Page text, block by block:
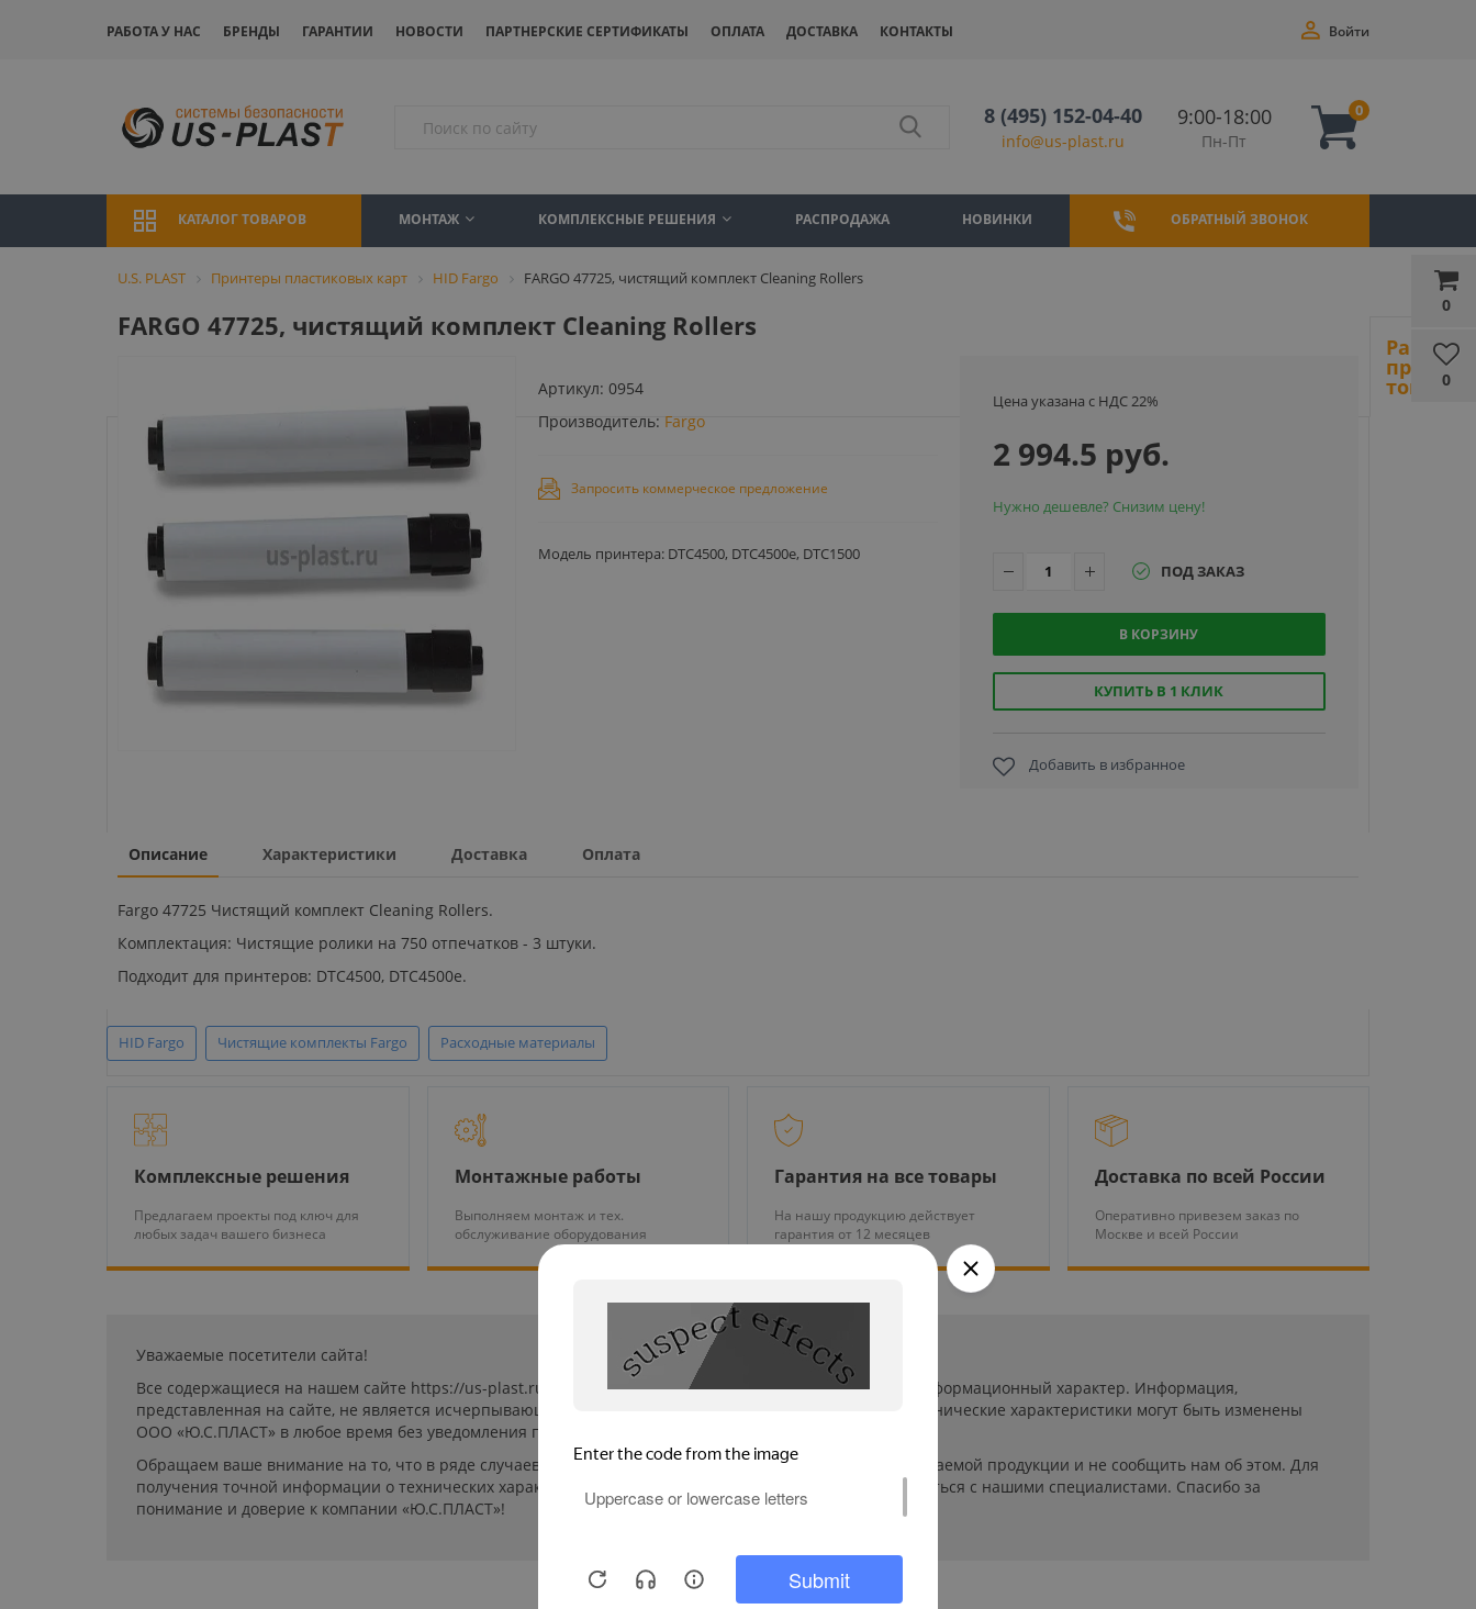
РАБОТА У НАС БРЕНДЫ ГАРАНТИИ НОВОСТИ ПАРТНЕРСКИЕ СЕРТИФИКАТЫ ОПЛАТА ДОСТАВКА КОНТАКТЫ
0
0
Войти
8 (495) 152-04-40
info@us-plast.ru
9:00-18:00
Пн-Пт
0
КАТАЛОГ ТОВАРОВ МОНТАЖ КОМПЛЕКСНЫЕ РЕШЕНИЯ РАСПРОДАЖА НОВИНКИ ОБРАТНЫЙ ЗВОНОК
U.S. PLAST Принтеры пластиковых карт HID Fargo FARGO 47725, чистящий комплект Cleaning Rollers
FARGO 47725, чистящий комплект Cleaning Rollers
Артикул: 0954
Производитель: Fargo
Запросить коммерческое предложение
Модель принтера: DTC4500, DTC4500e, DTC1500
Цена указана с НДС 22%
2 994.5 руб.
Нужно дешевле? Снизим цену!
ПОД ЗАКАЗ
В КОРЗИНУ
КУПИТЬ В 1 КЛИК
Добавить в избранное
Описание Характеристики Доставка Оплата
Fargo 47725 Чистящий комплект Cleaning Rollers.
Комплектация: Чистящие ролики на 750 отпечатков - 3 штуки.
Подходит для принтеров: DTC4500, DTC4500e.
HID Fargo Чистящие комплекты Fargo Расходные материалы
Комплексные решения
Предлагаем проекты под ключ для
любых задач вашего бизнеса
Монтажные работы
Выполняем монтаж и тех.
обслуживание оборудования
Гарантия на все товары
На нашу продукцию действует
гарантия от 12 месяцев
Доставка по всей России
Оперативно привезем заказ по
Москве и всей России
Уважаемые посетители сайта!
Все содержащиеся на нашем сайте https://us-plast.ru/ (далее «сайт») сведения носят исключительно информационный характер. Информация,
представленная на сайте, не является исчерпывающей. Указанные на сайте цены, комплектации и технические характеристики могут быть изменены
ООО «Ю.С.ПЛАСТ» в любое время без уведомления пользователей сайта.
Обращаем ваше внимание на то, что в ряде случаев производители могут изменить параметры выпускаемой продукции и не сообщить нам об этом. Для
получения точной информации о технических характеристиках и стоимости товаров необходимо связаться с нашими специалистами. Спасибо за
понимание и доверие к компании «Ю.С.ПЛАСТ»!
Ранее
товары